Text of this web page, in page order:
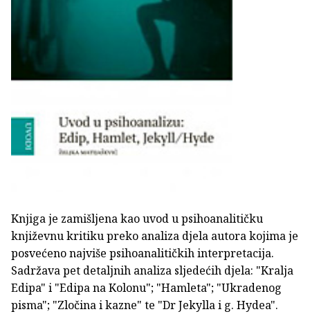
Knjiga je zamišljena kao uvod u psihoanalitičku
književnu kritiku preko analiza djela autora kojima je
posvećeno najviše psihoanalitičkih interpretacija.
Sadržava pet detaljnih analiza sljedećih djela: "Kralja
Edipa" i "Edipa na Kolonu"; "Hamleta"; "Ukradenog
pisma"; "Zločina i kazne" te "Dr Jekylla i g. Hydea".